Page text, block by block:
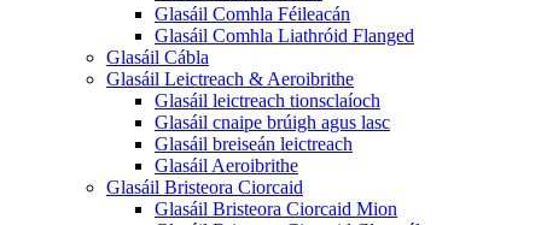
Glasáil Comhla Féileacán
Glasáil Comhla Liathróid Flanged
Glasáil Cábla
Glasáil Leictreach & Aeroibrithe
Glasáil leictreach tionsclaíoch
Glasáil cnaipe brúigh agus lasc
Glasáil breiseán leictreach
Glasáil Aeroibrithe
Glasáil Bristeora Ciorcaid
Glasáil Bristeora Ciorcaid Mion